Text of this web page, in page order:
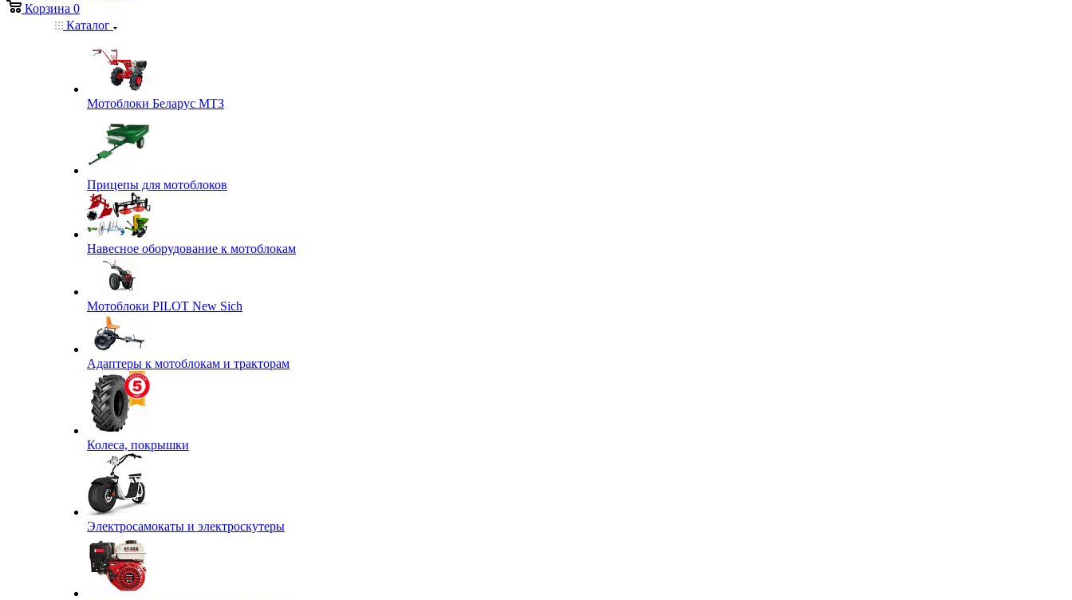
Корзина 0
Каталог
Мотоблоки Беларус МТЗ
Прицепы для мотоблоков
Навесное оборудование к мотоблокам
Мотоблоки PILOT New Sich
Адаптеры к мотоблокам и тракторам
Колеса, покрышки
Электросамокаты и электроскутеры